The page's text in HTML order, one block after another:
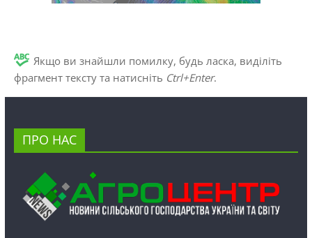
Якщо ви знайшли помилку, будь ласка, виділіть
фрагмент тексту та натисніть Ctrl+Enter.
ПРО НАС